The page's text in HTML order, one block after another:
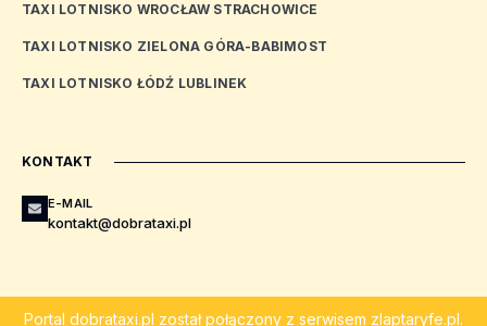
TAXI LOTNISKO WROCŁAW STRACHOWICE
TAXI LOTNISKO ZIELONA GÓRA-BABIMOST
TAXI LOTNISKO ŁÓDŹ LUBLINEK
KONTAKT
E-MAIL
kontakt@dobrataxi.pl
Portal dobrataxi.pl został połączony z serwisem zlaptaryfe.pl.